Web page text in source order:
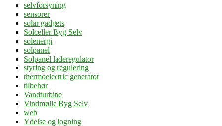
selvforsyning
sensorer
solar gadgets
Solceller Byg Selv
solenergi
solpanel
Solpanel laderegulator
styring og regulering
thermoelectric generator
tilbehør
Vandturbine
Vindmølle Byg Selv
web
Ydelse og logning